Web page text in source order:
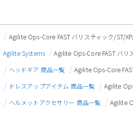
Agilite Ops-Core FAST バリスティック/ST/
Agilite Systems
Agilite Ops-Core FAST バリ
ヘッドギア 商品一覧
Agilite Ops-Core
ドレスアップアイテム 商品一覧
Agilite
ヘルメットアクセサリー 商品一覧
Agilite